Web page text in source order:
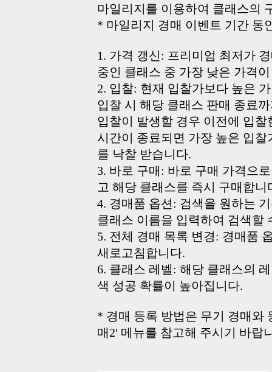
마일리지를 이용하여 클래스의
* 마일리지 경매 이벤트 기간 동
1. 가격 갱신: 프리미엄 최저가
중인 클래스 중 가장 낮은 가격
2. 입찰: 현재 입찰가보다 높은
입찰 시 해당 클래스 판매 종료
입찰이 발생할 경우 이전에 입
시간이 종료되면 가장 높은 입
를 낙찰 받습니다.
3. 바로 구매: 바로 구매 가격으
고 해당 클래스를 즉시 구매합니
4. 경매품 옵션: 검색을 원하는
클래스 이름을 입력하여 검색할
5. 전체 경매 목록 변경: 경매품
새로고침합니다.
6. 클래스 레벨: 해당 클래스의
색 성공 확률이 높아집니다.
* 경매 등록 방법은 무기 경매와
매2' 메뉴를 참고해 주시기 바랍